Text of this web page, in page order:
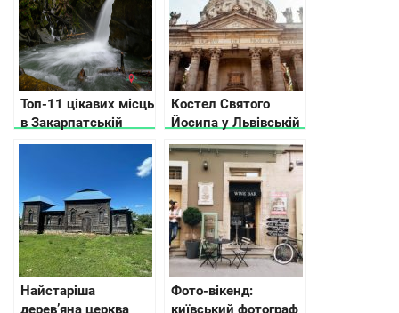
Топ-11 цікавих місць
в Закарпатській
області для
піти, що подивитись
Костел Святого
Йосипа у Львівській
області
Найстаріша
дерев’яна церква
Фото-вікенд:
київський фотограф